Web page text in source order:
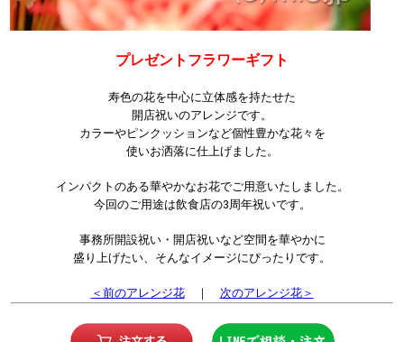
プレゼントフラワーギフト
寿色の花を中心に立体感を持たせた
開店祝いのアレンジです。
カラーやピンクッションなど個性豊かな花々を
使いお洒落に仕上げました。
インパクトのある華やかなお花でご用意いたしました。
今回のご用途は飲食店の3周年祝いです。
事務所開設祝い・開店祝いなど空間を華やかに
盛り上げたい、そんなイメージにぴったりです。
＜前のアレンジ花｜ 次のアレンジ花＞